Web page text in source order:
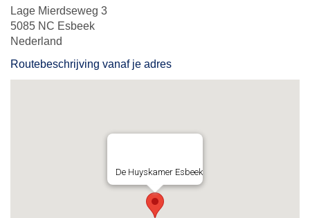
Lage Mierdseweg 3
5085 NC Esbeek
Nederland
Routebeschrijving vanaf je adres
De Huyskamer Esbeek